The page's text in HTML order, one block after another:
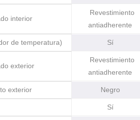
interior
Revestimiento
antiadherente
de temperatura) Sí
exterior
Revestimiento
antiadherente
exterior Negro
Sí